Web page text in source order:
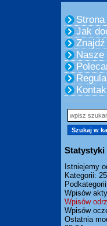
Strona
Jak
Nasze
Statystyki
Istniejemy
Kategorii: 25
Wpisów
Wpisów
Wpisów
Ostatnia